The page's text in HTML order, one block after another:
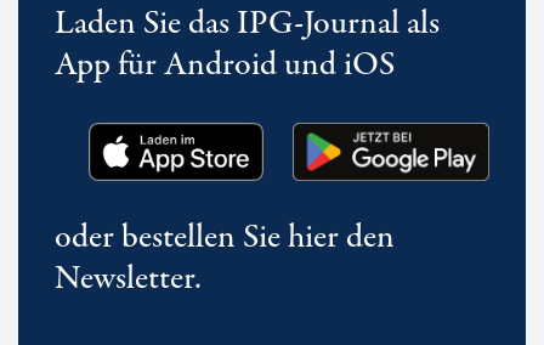
Laden Sie das IPG-Journal als
App für Android und iOS
oder bestellen Sie hier den
Newsletter.